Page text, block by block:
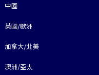
中國
英國/歐洲
加拿大/北美
澳洲/亞太